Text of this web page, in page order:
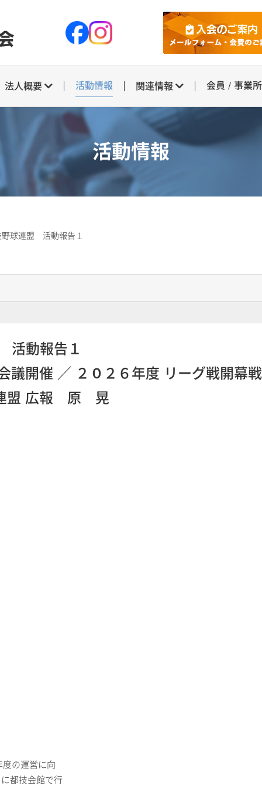
法人概要 活動情報 関連情報 会員 / 事業
活動情報
球連盟 活動報告１
動報告１
議開催 ／ ２０２６年度 リーグ戦開幕
盟 広報 原 晃
の運営に向
都技会館で行